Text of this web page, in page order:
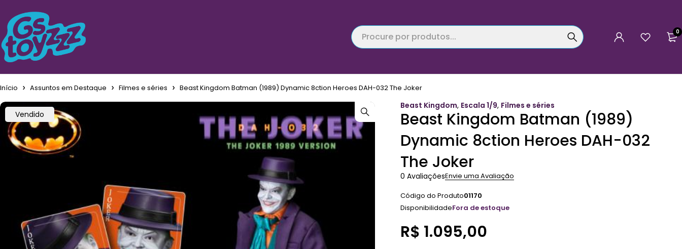
0
Início Assuntos em Destaque Filmes e séries Beast Kingdom Batman (1989) Dynamic 8ction Heroes DAH-032 The Joker
Vendido
Beast Kingdom, Escala 1/9, Filmes e séries
Beast Kingdom Batman (1989)
Dynamic 8ction Heroes DAH-032
The Joker
0 AvaliaçõesEnvie uma Avaliação
Código do Produto01170
DisponibilidadeFora de estoque
R$ 1.095,00